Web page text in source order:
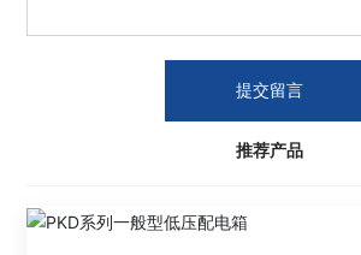
提交留言
推荐产品